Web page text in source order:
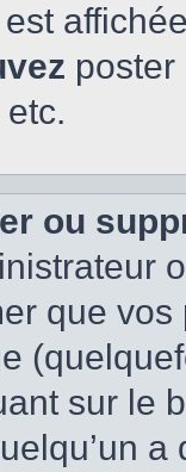
ou
que
sur le